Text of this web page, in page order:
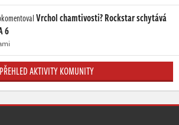
Vrchol chamtivosti? Rockstar schytává
6
PŘEHLED AKTIVITY KOMUNITY